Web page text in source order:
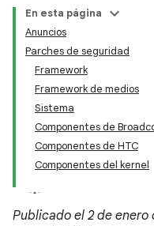
En esta página
Anuncios
Parches de seguridad
Framework
Framework de medios
Sistema
Componentes de
Componentes de HTC
Componentes del kernel
Publicado el 2 de enero